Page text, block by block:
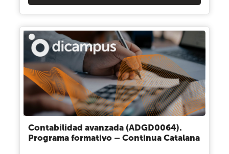
Contabilidad avanzada (ADGD0064).
Programa formativo – Continua Catalana